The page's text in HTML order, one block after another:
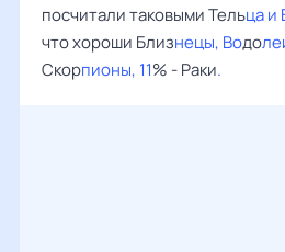
посчитали таковыми Тельца и
что хороши Близнецы, Водо
Скорпионы, 11% - Раки.